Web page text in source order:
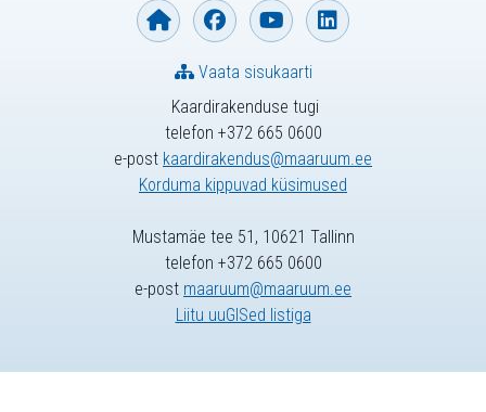
Kaardirakenduse tugi
telefon +372 665 0600
e-post kaardirakendus@maaruum.ee
Korduma kippuvad küsimused
Vaata sisukaarti
Mustamäe tee 51, 10621 Tallinn
telefon +372 665 0600
e-post maaruum@maaruum.ee
Liitu uuGISed listiga